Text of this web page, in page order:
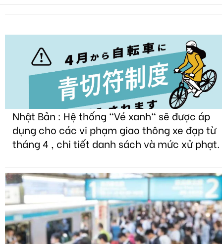
Nhật Bản : Hệ thống "Vé xanh" sẽ được áp
dụng cho các vi phạm giao thông xe đạp từ
tháng 4 , chi tiết danh sách và mức xử phạt.